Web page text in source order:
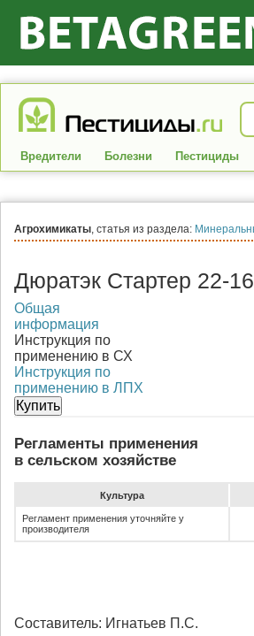
Вредители Болезни Пестициды
Агрохимикаты, статья из раздела:
Дюратэк Стартер 22-
Общая
информация
Инструкция по
применению в СХ
Инструкция по
применению в ЛПХ
Купить
Регламенты применения
в сельском хозяйстве
Культура
Регламент применения уточняйте у
производителя
Составитель: Игнатьев П.С.